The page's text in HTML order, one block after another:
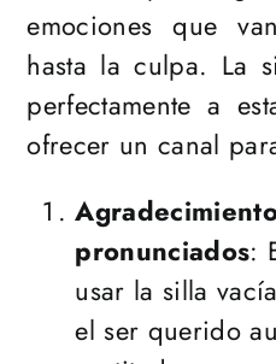
emociones que
hasta la culpa. La
perfectamente a
ofrecer un canal
pronunciados:
usar la silla
el ser querido